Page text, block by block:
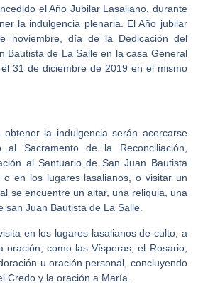
el Año Jubilar Lasaliano, durante
la indulgencia plenaria. El Año jubilar
noviembre, día de la Dedicación del
Bautista de La Salle en la casa General
31 de diciembre de 2019 en el mismo
obtener la indulgencia serán acercarse
al Sacramento de la Reconciliación,
al Santuario de San Juan Bautista
en los lugares lasalianos, o visitar un
se encuentre un altar, una reliquia, una
san Juan Bautista de La Salle.
en los lugares lasalianos de culto, a
oración, como las Vísperas, el Rosario,
u oración personal, concluyendo
Credo y la oración a María.